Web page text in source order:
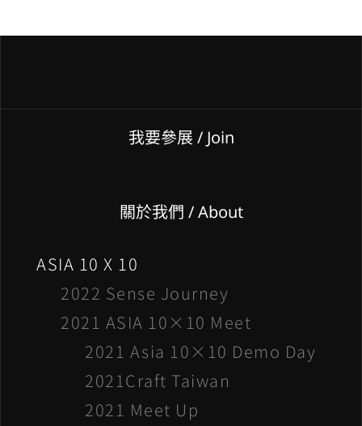
我要參展 / Join
關於我們 / About
ASIA 10 X 10
2022 Sense Journey
2021 ASIA 10×10 Meet
2021 Asia 10×10 Demo Day
2021Craft Taiwan
2021 Meet Up